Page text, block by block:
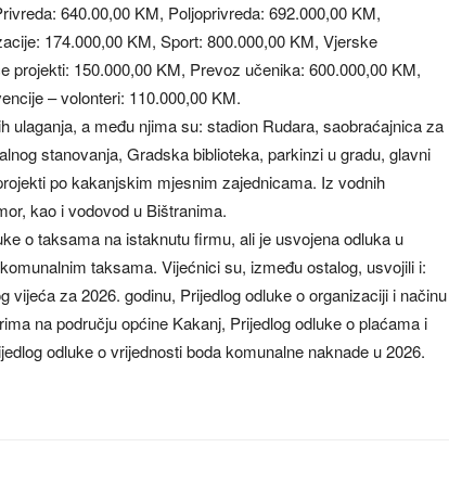
640.00,00 KM, Poljoprivreda: 692.000,00 KM,
174.000,00 KM, Sport: 800.000,00 KM, Vjerske
projekti: 150.000,00 KM, Prevoz učenika: 600.000,00 KM,
– volonteri: 110.000,00 KM.
ulaganja, a među njima su: stadion Rudara, saobraćajnica za
stanovanja, Gradska biblioteka, parkinzi u gradu, glavni
po kakanjskim mjesnim zajednicama. Iz vodnih
kao i vodovod u Bištranima.
o taksama na istaknutu firmu, ali je usvojena odluka u
taksama. Vijećnici su, između ostalog, usvojili i:
vijeća za 2026. godinu, Prijedlog odluke o organizaciji i načinu
na području općine Kakanj, Prijedlog odluke o plaćama i
odluke o vrijednosti boda komunalne naknade u 2026.